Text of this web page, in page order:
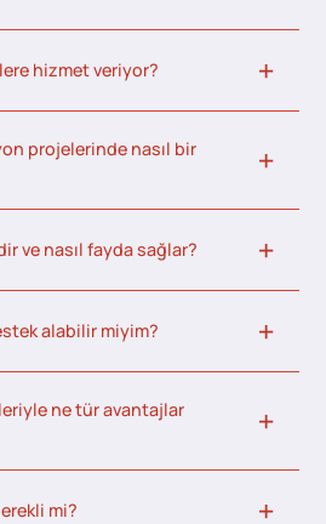
hizmet veriyor?
projelerinde nasıl bir
ve nasıl fayda sağlar?
alabilir miyim?
ne tür avantajlar
mi?